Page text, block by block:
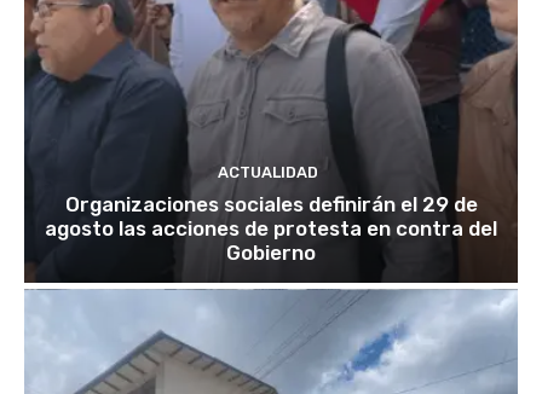
ACTUALIDAD
Organizaciones sociales definirán el 29 de
agosto las acciones de protesta en contra del
Gobierno